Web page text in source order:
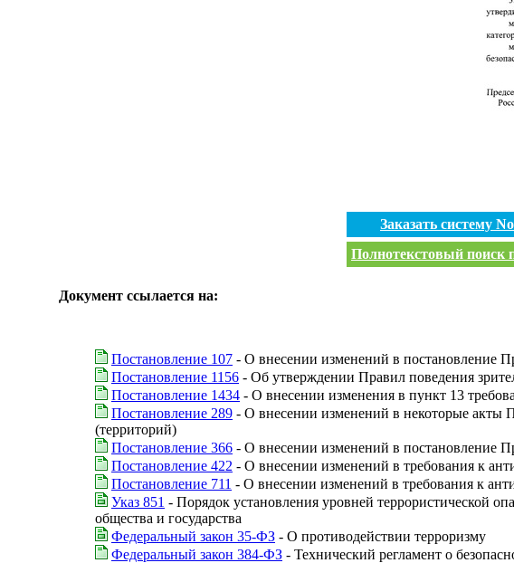
Заказать систему
Полнотекстовый поиск
Документ ссылается на:
Постановление 107 - О внесении изменений в постановление
Постановление 1156 - Об утверждении Правил поведения
Постановление 1434 - О внесении изменения в пункт 13
Постановление 289 - О внесении изменений в некоторые акты
(территорий)
Постановление 366 - О внесении изменений в постановление
Постановление 422 - О внесении изменений в требования к
Постановление 711 - О внесении изменений в требования к
Указ 851 - Порядок установления уровней террористической
общества и государства
Федеральный закон 35-ФЗ - О противодействии терроризму
Федеральный закон 384-ФЗ - Технический регламент о